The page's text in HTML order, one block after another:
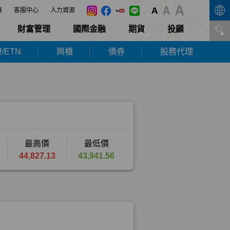
客服中心 人力資源
財富管理 國際金融 期貨 投顧
ETN 興櫃 債券 股務代理